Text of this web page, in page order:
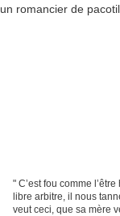
" C’est fou comme
libre arbitre, il nous
veut ceci, que sa mère